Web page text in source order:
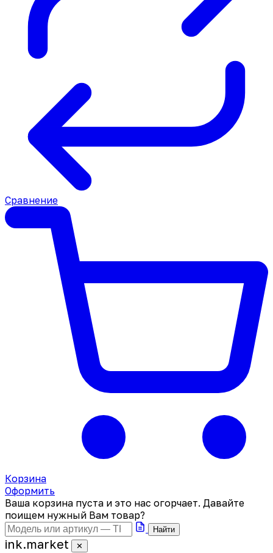
Сравнение
Корзина
Оформить
Ваша корзина пуста и это нас огорчает. Давайте
поищем нужный Вам товар?
Найти
ink.market ✕